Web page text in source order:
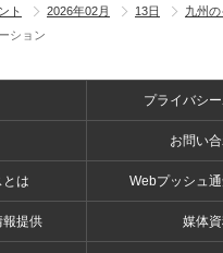
ト 2026年02月 13日 九州の
ション
プライバシ
お問い
とは Webプッシュ
報提供 媒体